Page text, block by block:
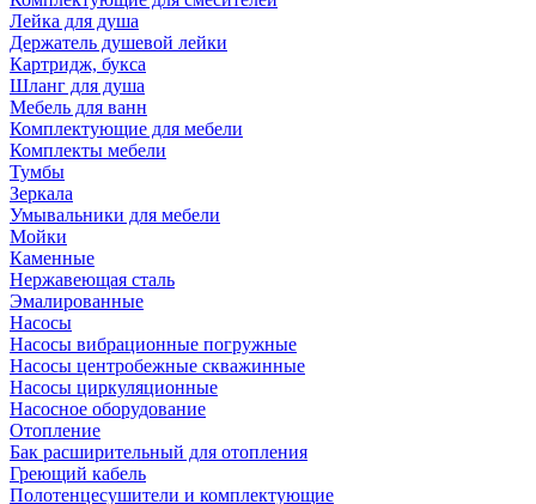
Лейка для душа
Держатель душевой лейки
Картридж, букса
Шланг для душа
Мебель для ванн
Комплектующие для мебели
Комплекты мебели
Тумбы
Зеркала
Умывальники для мебели
Мойки
Каменные
Нержавеющая сталь
Эмалированные
Насосы
Насосы вибрационные погружные
Насосы центробежные скважинные
Насосы циркуляционные
Насосное оборудование
Отопление
Бак расширительный для отопления
Греющий кабель
Полотенцесушители и комплектующие